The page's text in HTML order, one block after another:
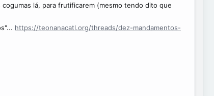
lá, para frutificarem (mesmo tendo dito que
https://teonanacatl.org/threads/dez-mandamentos-